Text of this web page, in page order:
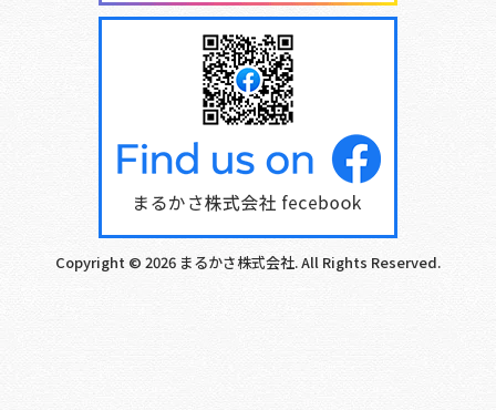
Copyright © 2026 まるかさ株式会社. All Rights Reserved.